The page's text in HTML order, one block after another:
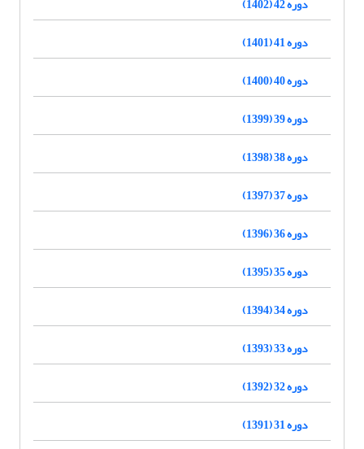
دوره 41 (1401)
دوره 40 (1400)
دوره 39 (1399)
دوره 38 (1398)
دوره 37 (1397)
دوره 36 (1396)
دوره 35 (1395)
دوره 34 (1394)
دوره 33 (1393)
دوره 32 (1392)
دوره 31 (1391)